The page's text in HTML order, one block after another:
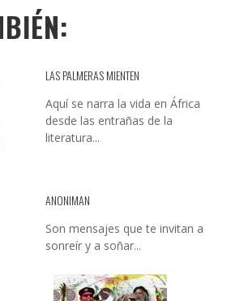
LAS PALMERAS MIENTEN
Aquí se narra la vida en África
desde las entrañas de la
literatura...
ANONIMAN
Son mensajes que te invitan a
sonreír y a soñar...